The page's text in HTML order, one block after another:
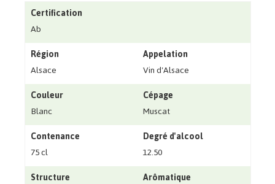
Certification
Ab
Région
Alsace
Appelation
Vin d'Alsace
Couleur
Blanc
Cépage
Muscat
Contenance
75 cl
Degré d'alcool
12.50
Structure
Arômatique